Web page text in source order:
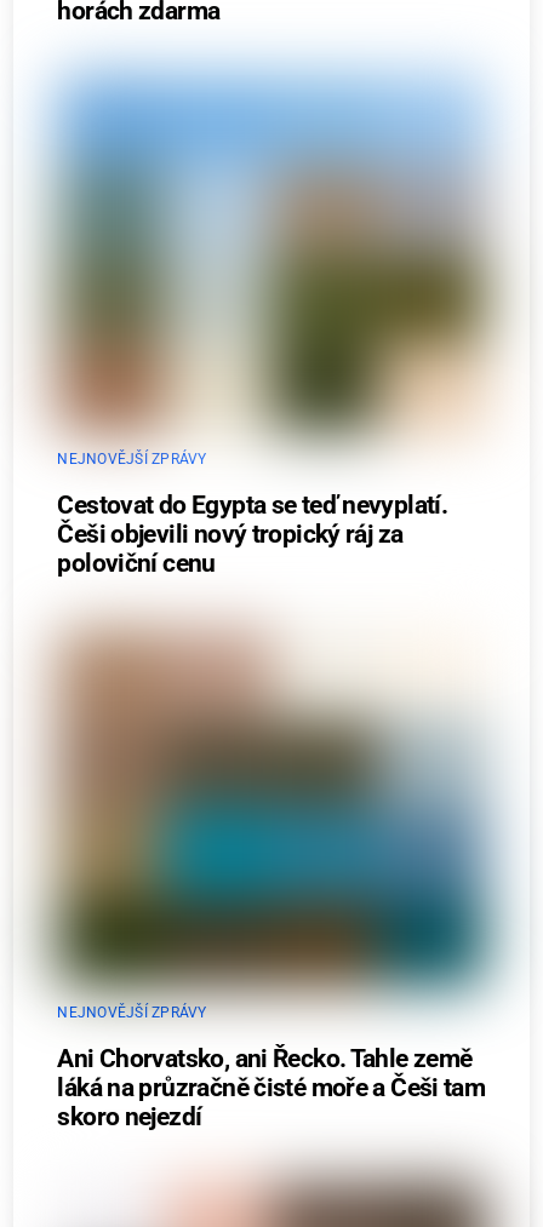
horách zdarma
NEJNOVĚJŠÍ ZPRÁVY
Cestovat do Egypta se teď nevyplatí.
Češi objevili nový tropický ráj za
poloviční cenu
NEJNOVĚJŠÍ ZPRÁVY
Ani Chorvatsko, ani Řecko. Tahle země
láká na průzračně čisté moře a Češi tam
skoro nejezdí